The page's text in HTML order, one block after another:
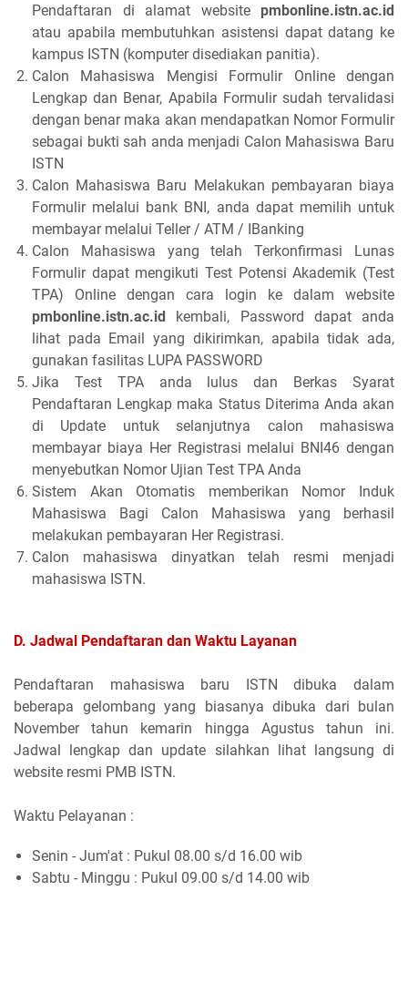
Pendaftaran di alamat website pmbonline.istn.ac.id
atau apabila membutuhkan asistensi dapat datang ke
kampus ISTN (komputer disediakan panitia).
Calon Mahasiswa Mengisi Formulir Online dengan
Lengkap dan Benar, Apabila Formulir sudah tervalidasi
dengan benar maka akan mendapatkan Nomor Formulir
sebagai bukti sah anda menjadi Calon Mahasiswa Baru
ISTN
Calon Mahasiswa Baru Melakukan pembayaran biaya
Formulir melalui bank BNI, anda dapat memilih untuk
membayar melalui Teller / ATM / IBanking
Calon Mahasiswa yang telah Terkonfirmasi Lunas
Formulir dapat mengikuti Test Potensi Akademik (Test
TPA) Online dengan cara login ke dalam website
pmbonline.istn.ac.id kembali, Password dapat anda
lihat pada Email yang dikirimkan, apabila tidak ada,
gunakan fasilitas LUPA PASSWORD
Jika Test TPA anda lulus dan Berkas Syarat
Pendaftaran Lengkap maka Status Diterima Anda akan
di Update untuk selanjutnya calon mahasiswa
membayar biaya Her Registrasi melalui BNI46 dengan
menyebutkan Nomor Ujian Test TPA Anda
Sistem Akan Otomatis memberikan Nomor Induk
Mahasiswa Bagi Calon Mahasiswa yang berhasil
melakukan pembayaran Her Registrasi.
Calon mahasiswa dinyatkan telah resmi menjadi
mahasiswa ISTN.
D. Jadwal Pendaftaran dan Waktu Layanan
Pendaftaran mahasiswa baru ISTN dibuka dalam
beberapa gelombang yang biasanya dibuka dari bulan
November tahun kemarin hingga Agustus tahun ini.
Jadwal lengkap dan update silahkan lihat langsung di
website resmi PMB ISTN.
Waktu Pelayanan :
Senin - Jum'at : Pukul 08.00 s/d 16.00 wib
Sabtu - Minggu : Pukul 09.00 s/d 14.00 wib